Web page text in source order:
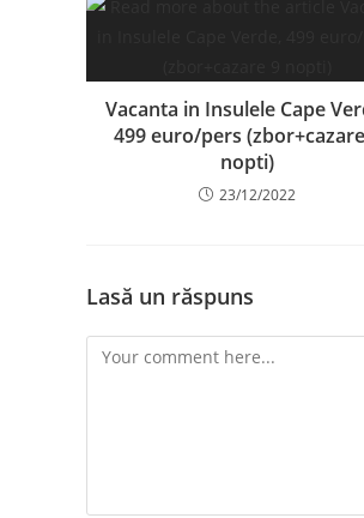
Vacanta in Insulele Cape
499 euro/pers
nopti)
23/12/2022
Lasă un răspuns
Comment